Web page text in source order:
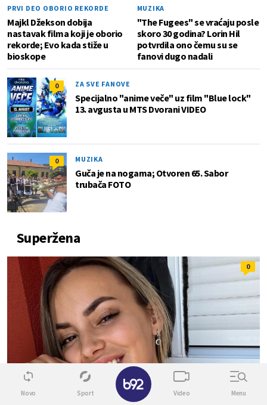
PRVI DEO OBORIO REKORDE
Majkl Džekson dobija
nastavak filma koji je oborio
rekorde; Evo kada stiže u
bioskope
MUZIKA
"The Fugees" se vraćaju posle
skoro 30 godina? Lorin Hil
potvrdila ono čemu su se
fanovi dugo nadali
0 ZA SVE FANOVE
Specijalno "anime veče" uz film "Blue lock"
13. avgusta u MTS Dvorani VIDEO
0 MUZIKA
Guča je na nogama; Otvoren 65. Sabor
trubača FOTO
Superžena
0
Novo Sport Video Menu
✕